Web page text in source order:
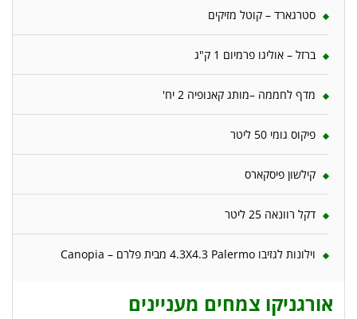
סטרגארד – קוטל מזיקים
ברזל – אוליגו פרמיום 1 ק"ג
מדף לחממה –מותג קאנופיה 2 יח'
פיקוס גומי 50 ליטר
קילשון פיסקארס
דקל רוונאה 25 ליטר
וילונות לגזיבו 4.3X4.3 Palermo מבית פלרם – Canopia
אורגניקו צמחים מעניינים